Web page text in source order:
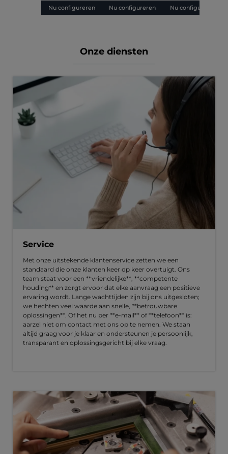
Nu configureren Nu configureren Nu configureren
Onze diensten
Service
Met onze uitstekende klantenservice zetten we een
standaard die onze klanten keer op keer overtuigt. Ons
team staat voor een **vriendelijke**, **competente
houding** en zorgt ervoor dat elke aanvraag een positieve
ervaring wordt. Lange wachttijden zijn bij ons uitgesloten;
we hechten veel waarde aan snelle, **betrouwbare
oplossingen**. Of het nu per **e-mail** of **telefoon** is:
aarzel niet om contact met ons op te nemen. We staan
altijd graag voor je klaar en ondersteunen je persoonlijk,
transparant en oplossingsgericht bij elke vraag.